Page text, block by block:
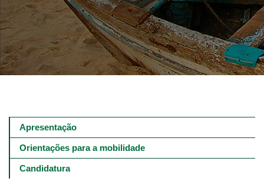
Main
navigation
níveis
Apresentação
Orientações para a mobilidade
Candidatura